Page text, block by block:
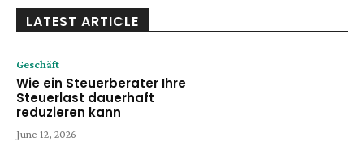
LATEST ARTICLE
Geschäft
Wie ein Steuerberater Ihre
Steuerlast dauerhaft
reduzieren kann
June 12, 2026